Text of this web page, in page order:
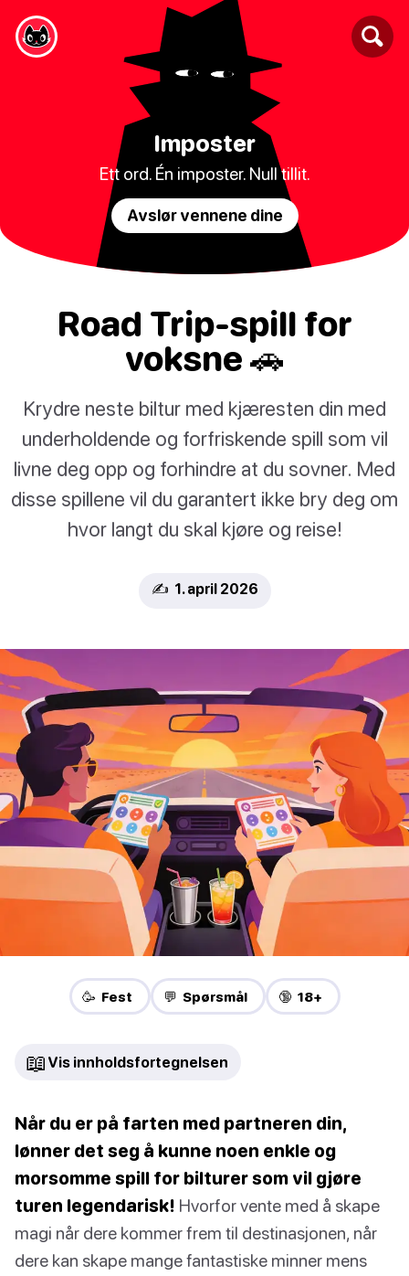
Imposter
Ett ord. Én imposter. Null tillit.
Avslør vennene dine
Road Trip-spill for
voksne 🚗
Krydre neste biltur med kjæresten din med
underholdende og forfriskende spill som vil
livne deg opp og forhindre at du sovner. Med
disse spillene vil du garantert ikke bry deg om
hvor langt du skal kjøre og reise!
✍️ 1. april 2026
🥳 Fest 💬 Spørsmål 🔞 18+
📖 Vis innholdsfortegnelsen
Når du er på farten med partneren din,
lønner det seg å kunne noen enkle og
morsomme spill for bilturer som vil gjøre
turen legendarisk! Hvorfor vente med å skape
magi når dere kommer frem til destinasjonen, når
dere kan skape mange fantastiske minner mens